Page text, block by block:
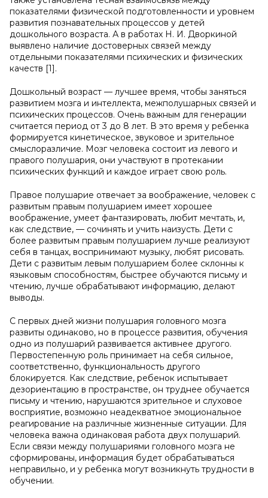
показателями физической подготовленности и уровнем
развития познавательных процессов у детей
дошкольного возраста. А в работах Н. И. Дворкиной
выявлено наличие достоверных связей между
отдельными показателями психических и физических
качеств [1].
Дошкольный возраст — лучшее время, чтобы заняться
развитием мозга и интеллекта, межполушарных связей и
психических процессов. Очень важным для генерации
считается период от 3 до 8 лет. В это время у ребенка
формируется кинетическое, звуковое и зрительное
смыслоразличие. Мозг человека состоит из левого и
правого полушария, они участвуют в протекании
психических функций и каждое играет свою роль.
Правое полушарие отвечает за воображение, человек с
развитым правым полушарием имеет хорошее
воображение, умеет фантазировать, любит мечтать, и,
как следствие, — сочинять и учить наизусть. Дети с
более развитым правым полушарием лучше реализуют
себя в танцах, воспринимают музыку, любят рисовать.
Дети с развитым левым полушарием более склонны к
языковым способностям, быстрее обучаются письму и
чтению, лучше обрабатывают информацию, делают
выводы.
С первых дней жизни полушария головного мозга
развиты одинаково, но в процессе развития, обучения
одно из полушарий развивается активнее другого.
Первостепенную роль принимает на себя сильное,
соответственно, функциональность другого
блокируется. Как следствие, ребенок испытывает
дезориентацию в пространстве, он труднее обучается
письму и чтению, нарушаются зрительное и слуховое
восприятие, возможно неадекватное эмоциональное
реагирование на различные жизненные ситуации. Для
человека важна одинаковая работа двух полушарий.
Если связи между полушариями головного мозга не
сформированы, информация будет обрабатываться
неправильно, и у ребенка могут возникнуть трудности в
обучении.